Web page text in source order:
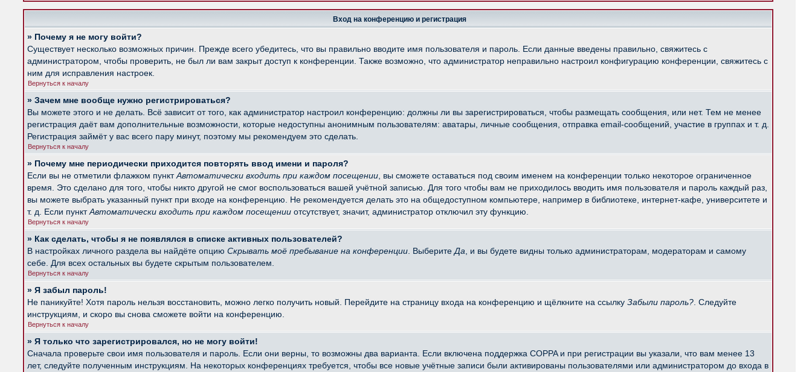
Вход на конференцию и регистрация
» Почему я не могу войти?
Существует несколько возможных причин. Прежде всего убедитесь, что вы правильно вводите имя пользователя и пароль. Если данные введены правильно, свяжитесь с
администратором, чтобы проверить, не был ли вам закрыт доступ к конференции. Также возможно, что администратор неправильно настроил конфигурацию конференции, свяжитесь с
ним для исправления настроек.
Вернуться к началу
» Зачем мне вообще нужно регистрироваться?
Вы можете этого и не делать. Всё зависит от того, как администратор настроил конференцию: должны ли вы зарегистрироваться, чтобы размещать сообщения, или нет. Тем не менее
регистрация даёт вам дополнительные возможности, которые недоступны анонимным пользователям: аватары, личные сообщения, отправка email-сообщений, участие в группах и т. д.
Регистрация займёт у вас всего пару минут, поэтому мы рекомендуем это сделать.
Вернуться к началу
» Почему мне периодически приходится повторять ввод имени и пароля?
Если вы не отметили флажком пунктАвтоматически входить при каждом посещении , вы сможете оставаться под своим именем на конференции только некоторое ограниченное
время. Это сделано для того, чтобы никто другой не смог воспользоваться вашей учётной записью. Для того чтобы вам не приходилось вводить имя пользователя и пароль каждый раз,
вы можете выбрать указанный пункт при входе на конференцию. Не рекомендуется делать это на общедоступном компьютере, например в библиотеке, интернет-кафе, университете и
т. д. Если пунктАвтоматически входить при каждом посещении отсутствует, значит, администратор отключил эту функцию.
Вернуться к началу
» Как сделать, чтобы я не появлялся в списке активных пользователей?
В настройках личного раздела вы найдёте опцию Скрывать моё пребывание на конференции . Выберите Да , и вы будете видны только администраторам, модераторам и самому
себе. Для всех остальных вы будете скрытым пользователем.
Вернуться к началу
» Я забыл пароль!
Не паникуйте! Хотя пароль нельзя восстановить, можно легко получить новый. Перейдите на страницу входа на конференцию и щёлкните на ссылку Забыли пароль? . Следуйте
инструкциям, и скоро вы снова сможете войти на конференцию.
Вернуться к началу
» Я только что зарегистрировался, но не могу войти!
Сначала проверьте свои имя пользователя и пароль. Если они верны, то возможны два варианта. Если включена поддержка COPPA и при регистрации вы указали, что вам менее 13
лет, следуйте полученным инструкциям. На некоторых конференциях требуется, чтобы все новые учётные записи были активированы пользователями или администратором до входа в